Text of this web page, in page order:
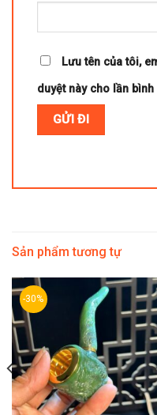
Lưu tên của tôi,
duyệt này cho lần
Sản phẩm tương tự
-30%